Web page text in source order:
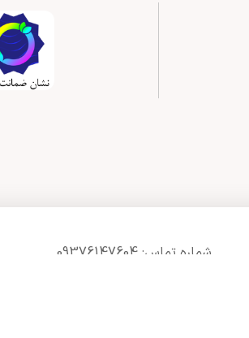
شماره تماس: 09376147604